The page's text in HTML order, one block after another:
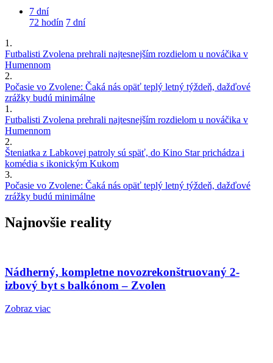
7 dní
72 hodín 7 dní
1.
Futbalisti Zvolena prehrali najtesnejším rozdielom u nováčika v
Humennom
2.
Počasie vo Zvolene: Čaká nás opäť teplý letný týždeň, dažďové
zrážky budú minimálne
1.
Futbalisti Zvolena prehrali najtesnejším rozdielom u nováčika v
Humennom
2.
Šteniatka z Labkovej patroly sú späť, do Kino Star prichádza i
komédia s ikonickým Kukom
3.
Počasie vo Zvolene: Čaká nás opäť teplý letný týždeň, dažďové
zrážky budú minimálne
Najnovšie reality
Nádherný, kompletne novozrekonštruovaný 2-
izbový byt s balkónom – Zvolen
Zobraz viac